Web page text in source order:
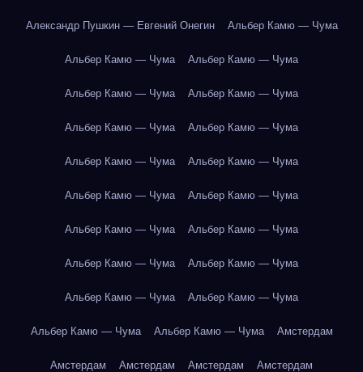
Александр Пушкин — Евгений Онегин Альбер Камю — Чума
Альбер Камю — Чума Альбер Камю — Чума
Альбер Камю — Чума Альбер Камю — Чума
Альбер Камю — Чума Альбер Камю — Чума
Альбер Камю — Чума Альбер Камю — Чума
Альбер Камю — Чума Альбер Камю — Чума
Альбер Камю — Чума Альбер Камю — Чума
Альбер Камю — Чума Альбер Камю — Чума
Альбер Камю — Чума Альбер Камю — Чума
Альбер Камю — Чума Альбер Камю — Чума Амстердам
Амстердам Амстердам Амстердам Амстердам